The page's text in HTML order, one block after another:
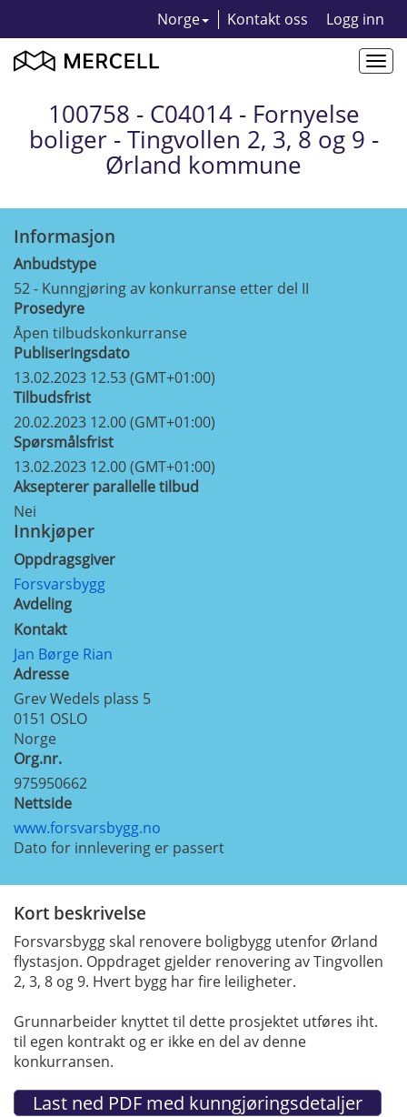
Norge Kontakt oss Logg inn
100758 - C04014 - Fornyelse
boliger - Tingvollen 2, 3, 8 og 9 -
Ørland kommune
Informasjon
Anbudstype
52 - Kunngjøring av konkurranse etter del II
Prosedyre
Åpen tilbudskonkurranse
Publiseringsdato
13.02.2023 12.53 (GMT+01:00)
Tilbudsfrist
20.02.2023 12.00 (GMT+01:00)
Spørsmålsfrist
13.02.2023 12.00 (GMT+01:00)
Aksepterer parallelle tilbud
Nei
Innkjøper
Oppdragsgiver
Forsvarsbygg
Avdeling
Kontakt
Jan Børge Rian
Adresse
Grev Wedels plass 5
0151 OSLO
Norge
Org.nr.
975950662
Nettside
www.forsvarsbygg.no
Dato for innlevering er passert
Kort beskrivelse
Forsvarsbygg skal renovere boligbygg utenfor Ørland
flystasjon. Oppdraget gjelder renovering av Tingvollen
2, 3, 8 og 9. Hvert bygg har fire leiligheter.
Grunnarbeider knyttet til dette prosjektet utføres iht.
til egen kontrakt og er ikke en del av denne
konkurransen.